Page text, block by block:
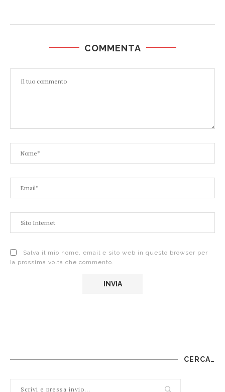
COMMENTA
Salva il mio nome, email e sito web in questo browser per
la prossima volta che commento.
CERCA…